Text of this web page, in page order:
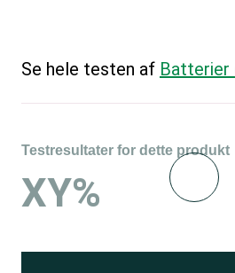
Se hele testen af Batterier
Testresultater for dette produkt
XY%